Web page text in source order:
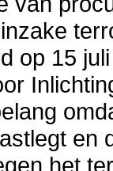
op 15
en
het